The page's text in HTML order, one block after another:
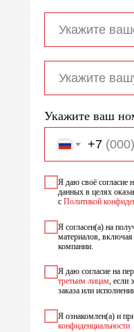
Укажите ваш
+7
Я даю своё согласие
данных в целях
с Политикой
Я согласен(а) на
материалов,
компании.
Я даю согласие на
третьим лицам, если
заказа или
Я ознакомлен(а) и
конфиденциальности